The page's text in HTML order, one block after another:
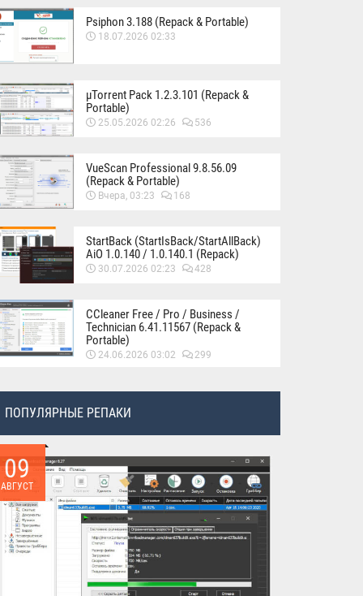
Psiphon 3.188 (Repack & Portable)
18.07.2026 02:33
µTorrent Pack 1.2.3.101 (Repack &
Portable)
25.05.2026 02:26 536
VueScan Professional 9.8.56.09
(Repack & Portable)
Вчера, 03:23 168
StartBack (StartIsBack/StartAllBack)
AiO 1.0.140 / 1.0.140.1 (Repack)
30.07.2026 02:23 428
CCleaner Free / Pro / Business /
Technician 6.41.11567 (Repack &
Portable)
24.06.2026 03:02 299
ПОПУЛЯРНЫЕ РЕПАКИ
09
АВГУСТ